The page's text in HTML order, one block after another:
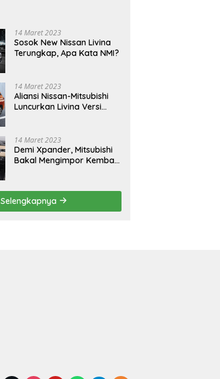
14 Maret 2023
Sosok New Nissan Livina
Terungkap, Apa Kata NMI?
14 Maret 2023
Aliansi Nissan-Mitsubishi
Luncurkan Livina Versi
14 Maret 2023
Demi Xpander, Mitsubishi
Bakal Mengimpor Kembali
Selengkapnya